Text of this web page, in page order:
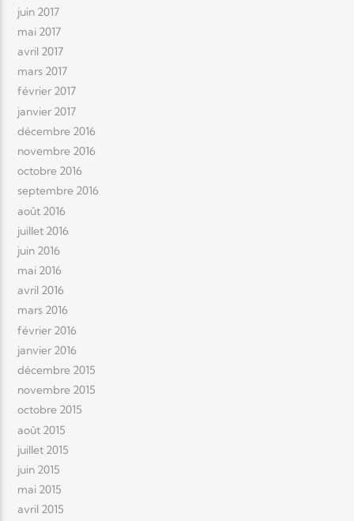
juin 2017
mai 2017
avril 2017
mars 2017
février 2017
janvier 2017
décembre 2016
novembre 2016
octobre 2016
septembre 2016
août 2016
juillet 2016
juin 2016
mai 2016
avril 2016
mars 2016
février 2016
janvier 2016
décembre 2015
novembre 2015
octobre 2015
août 2015
juillet 2015
juin 2015
mai 2015
avril 2015